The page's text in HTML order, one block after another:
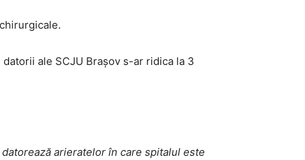
ale SCJU Braşov s-ar ridica la 3
arieratelor în care spitalul este